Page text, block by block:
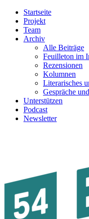
Startseite
Projekt
Team
Archiv
Alle Beiträge
Feuilleton im
Rezensionen
Kolumnen
Literarisches
Gespräche
Unterstützen
Podcast
Newsletter